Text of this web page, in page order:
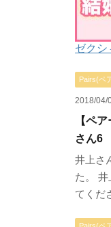
ゼクシ
Pairs(ペ
2018/04/
【ペ
さん6
井上さ
た。
てくだ